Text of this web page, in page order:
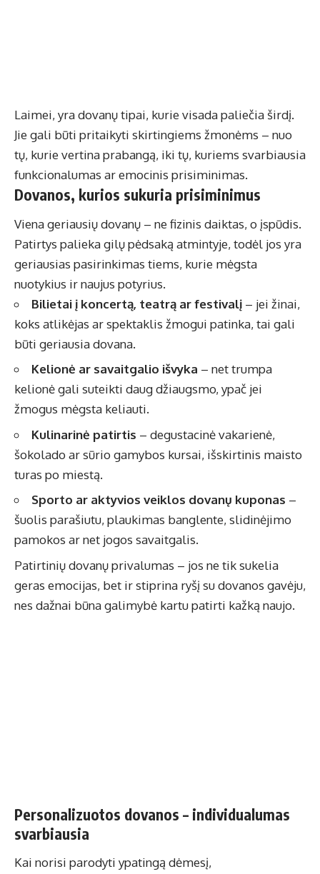
Laimei, yra dovanų tipai, kurie visada paliečia širdį.
Jie gali būti pritaikyti skirtingiems žmonėms – nuo
tų, kurie vertina prabangą, iki tų, kuriems svarbiausia
funkcionalumas ar emocinis prisiminimas.
Dovanos, kurios sukuria prisiminimus
Viena geriausių dovanų – ne fizinis daiktas, o įspūdis.
Patirtys palieka gilų pėdsaką atmintyje, todėl jos yra
geriausias pasirinkimas tiems, kurie mėgsta
nuotykius ir naujus potyrius.
Bilietai į koncertą, teatrą ar festivalį – jei žinai,
koks atlikėjas ar spektaklis žmogui patinka, tai gali
būti geriausia dovana.
Kelionė ar savaitgalio išvyka – net trumpa
kelionė gali suteikti daug džiaugsmo, ypač jei
žmogus mėgsta keliauti.
Kulinarinė patirtis – degustacinė vakarienė,
šokolado ar sūrio gamybos kursai, išskirtinis maisto
turas po miestą.
Sporto ar aktyvios veiklos dovanų kuponas –
šuolis parašiutu, plaukimas banglente, slidinėjimo
pamokos ar net jogos savaitgalis.
Patirtinių dovanų privalumas – jos ne tik sukelia
geras emocijas, bet ir stiprina ryšį su dovanos gavėju,
nes dažnai būna galimybė kartu patirti kažką naujo.
Personalizuotos dovanos – individualumas
svarbiausia
Kai norisi parodyti ypatingą dėmesį,